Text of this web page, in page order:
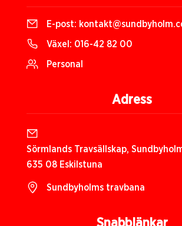
Snabblänkar
E-post:
Växel: 016-42 82 00
Personal
Adress
Sörmlands Travsällskap,
635 08 Eskilstuna
Sundbyholms travbana